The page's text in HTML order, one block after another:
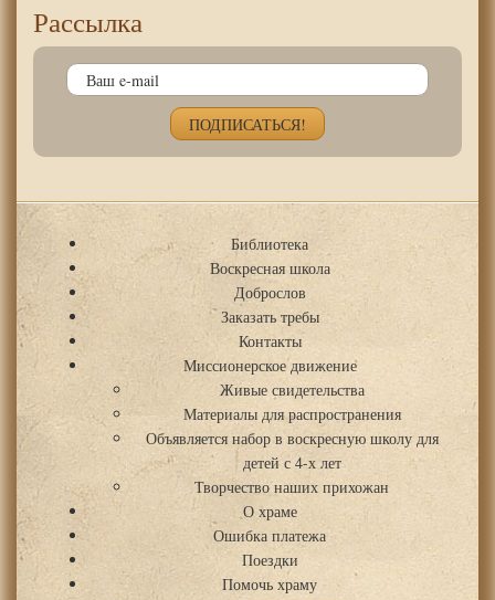
Рассылка
Библиотека
Воскресная школа
Доброслов
Заказать требы
Контакты
Миссионерское движение
Живые свидетельства
Материалы для распространения
Объявляется набор в воскресную школу для
детей с 4-х лет
Творчество наших прихожан
О храме
Ошибка платежа
Поездки
Помочь храму